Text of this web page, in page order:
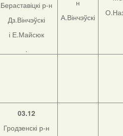
Бераставіцкі р-н
Дз.Вінчэўскі
і Е.Майсюк
.
н
А.Вінчэўскі
03.12
Гродзенскі р-н